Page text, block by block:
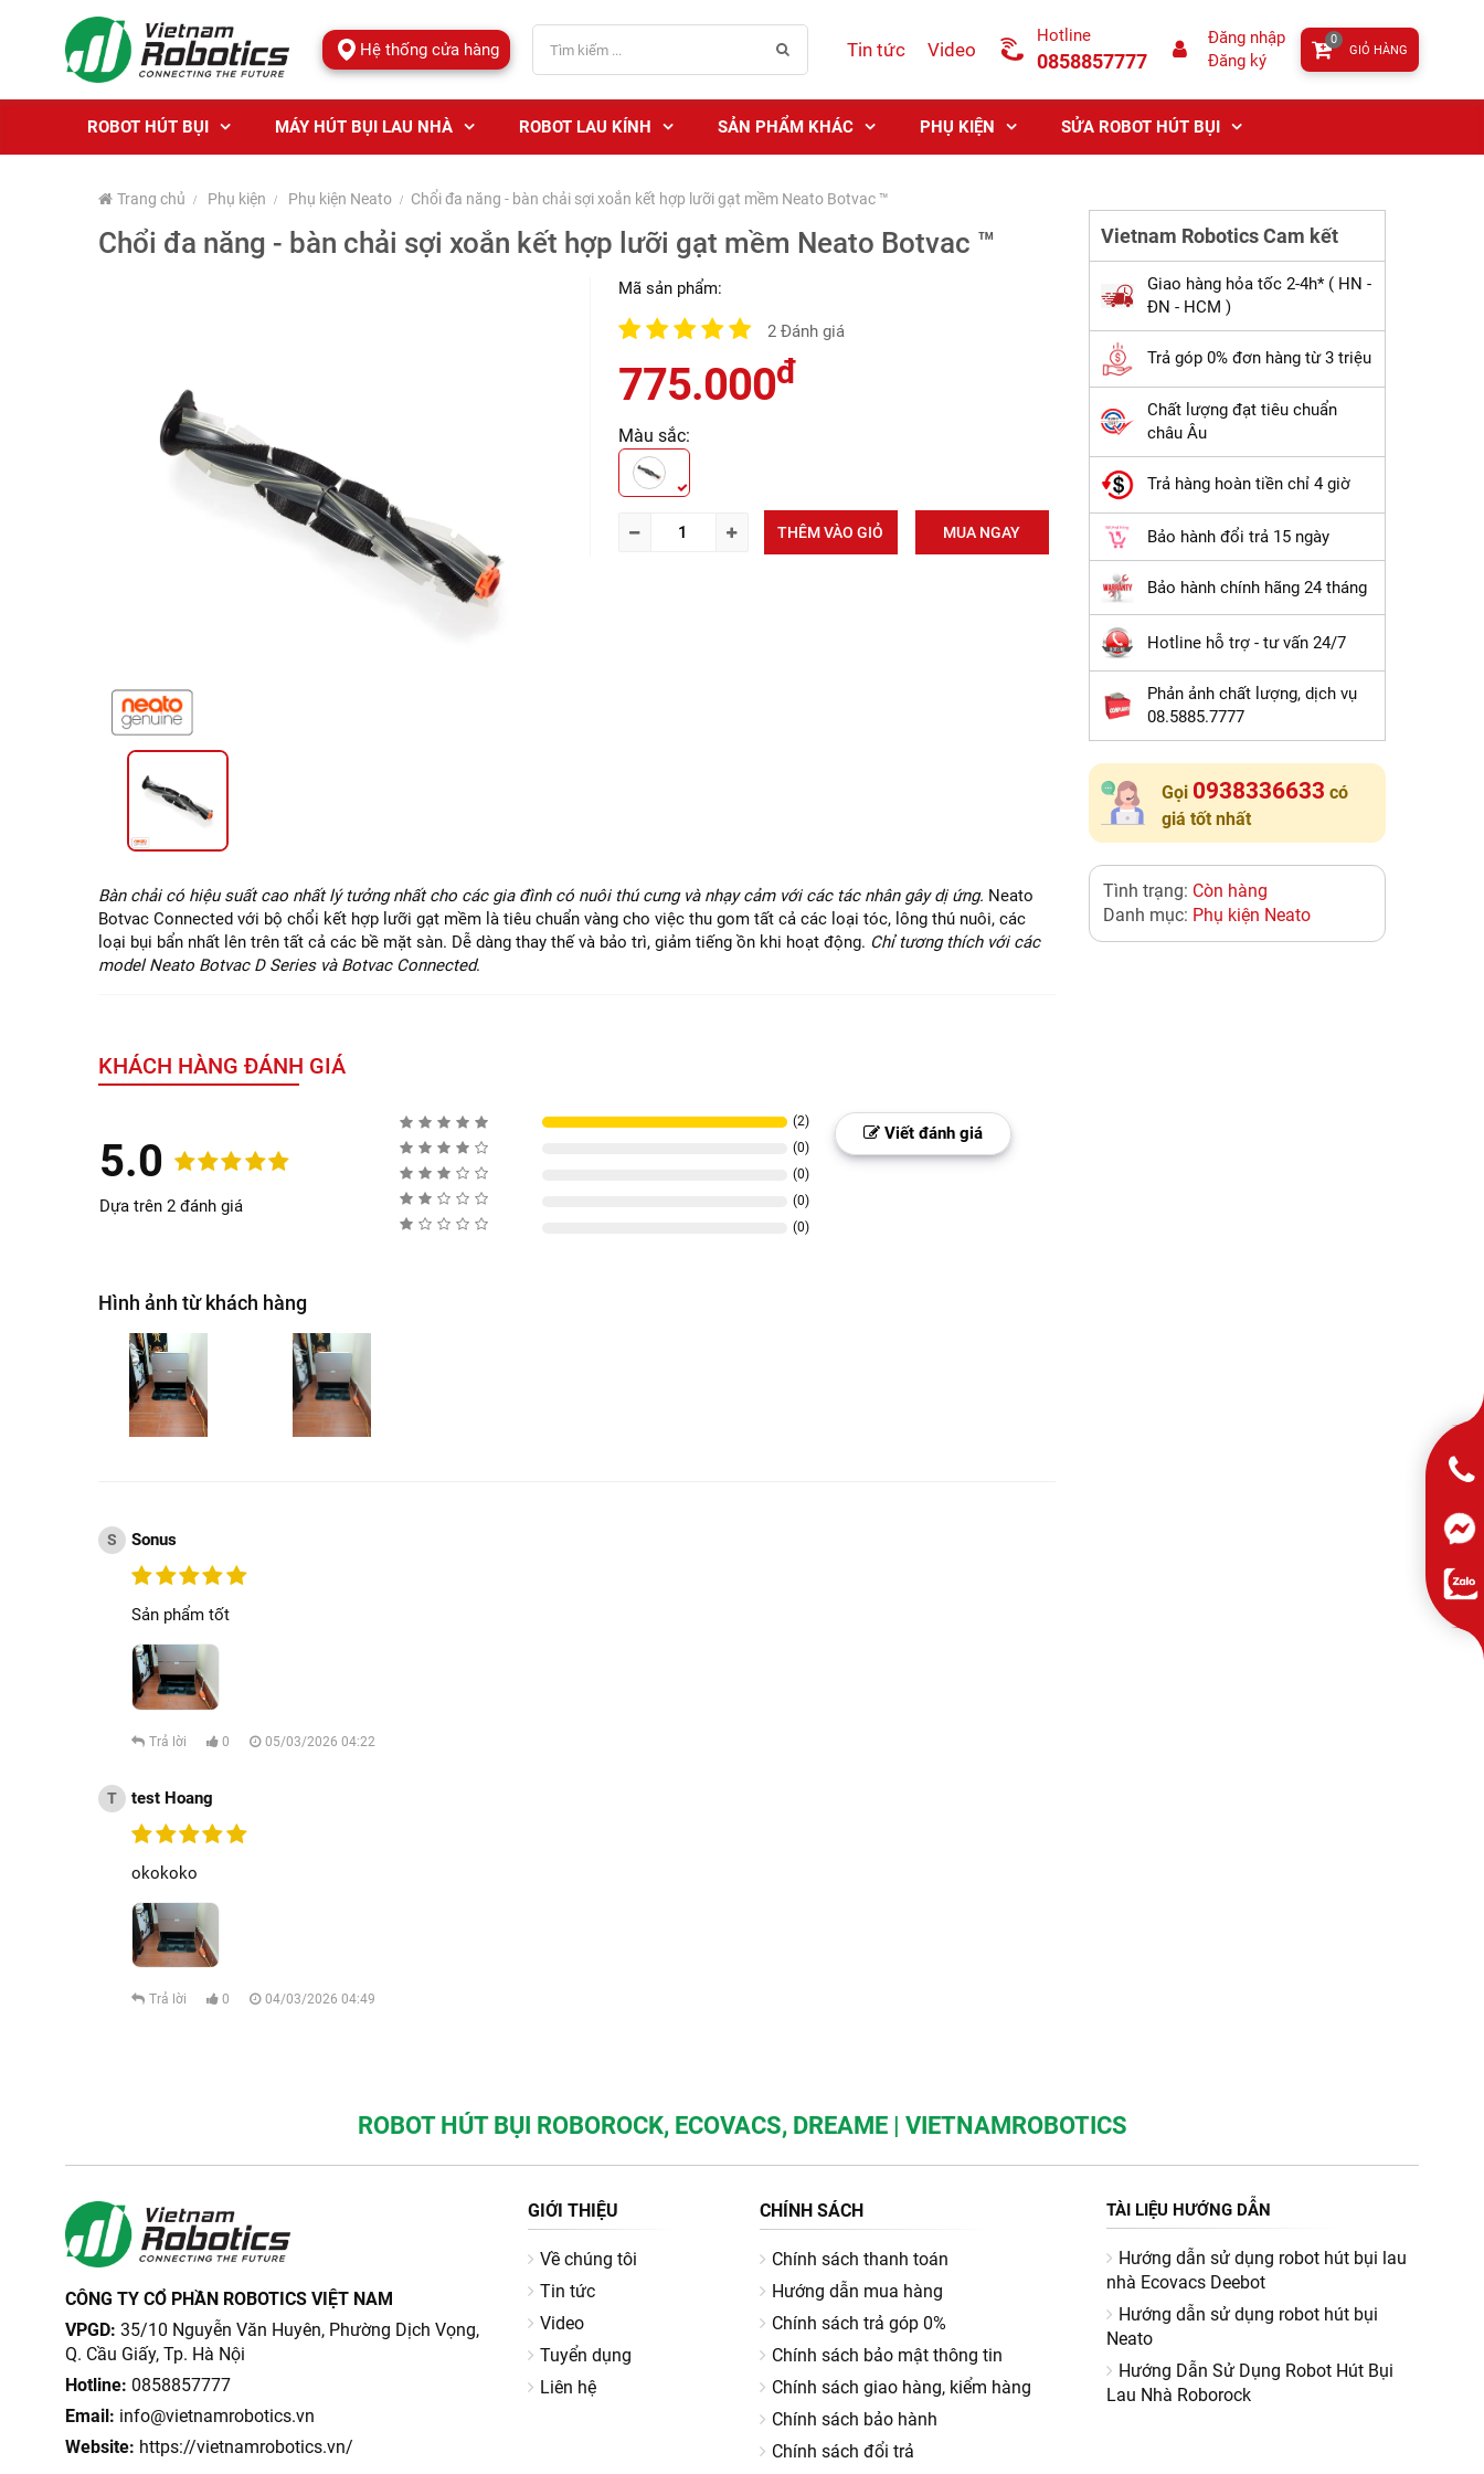
Hệ thống cửa hàng Tin tức Video
Hotline
0858857777
Đăng nhập
Đăng ký
GIỎ HÀNG
0
ROBOT HÚT BỤI MÁY HÚT BỤI LAU NHÀ ROBOT LAU KÍNH SẢN PHẨM KHÁC PHỤ KIỆN SỬA ROBOT HÚT BỤI
Trang chủ Phụ kiện Phụ kiện Neato Chổi đa năng - bàn chải sợi xoắn kết hợp lưỡi gạt mềm Neato Botvac ™
Chổi đa năng - bàn chải sợi xoắn kết hợp lưỡi gạt mềm Neato Botvac ™
Mã sản phẩm:
2 Đánh giá
775.000đ
Màu sắc:
THÊM VÀO GIỎ MUA NGAY
Bàn chải có hiệu suất cao nhất lý tưởngnhấtcho các gia đình có nuôi thú cưng và nhạy cảm với các tác nhân gây dị ứng. Neato
Botvac Connected với bộ chổi kết hợp lưỡi gạt mềm là tiêu chuẩn vàng cho việc thu gom tất cả các loại tóc, lông thú nuôi, các
loại bụi bẩn nhất lên trên tất cả các bề mặt sàn. Dễ dàng thay thế và bảo trì, giảm tiếng ồn khi hoạt động. Chỉ tương thích với các
model Neato Botvac D Series và Botvac Connected.
Vietnam Robotics Cam kết
Giao hàng hỏa tốc 2-4h* ( HN -
ĐN - HCM )
Trả góp 0% đơn hàng từ 3 triệu
Chất lượng đạt tiêu chuẩn
châu Âu
Trả hàng hoàn tiền chỉ 4 giờ
Bảo hành đổi trả 15 ngày
Bảo hành chính hãng 24 tháng
Hotline hỗ trợ - tư vấn 24/7
Phản ảnh chất lượng, dịch vụ
08.5885.7777
Gọi 0938336633 có
giá tốt nhất
Tình trạng: Còn hàng
Danh mục: Phụ kiện Neato
KHÁCH HÀNG ĐÁNH GIÁ
5.0
Dựa trên 2 đánh giá
(2)
(0)
(0)
(0)
(0)
Viết đánh giá
Hình ảnh từ khách hàng
S Sonus
Sản phẩm tốt
Trả lời 0 05/03/2026 04:22
T test Hoang
okokoko
Trả lời 0 04/03/2026 04:49
ROBOT HÚT BỤI ROBOROCK, ECOVACS, DREAME | VIETNAMROBOTICS
CÔNG TY CỔ PHẦN ROBOTICS VIỆT NAM
VPGD: 35/10 Nguyễn Văn Huyên, Phường Dịch Vọng,
Q. Cầu Giấy, Tp. Hà Nội
Hotline: 0858857777
Email: info@vietnamrobotics.vn
Website: https://vietnamrobotics.vn/
GIỚI THIỆU
Về chúng tôi
Tin tức
Video
Tuyển dụng
Liên hệ
CHÍNH SÁCH
Chính sách thanh toán
Hướng dẫn mua hàng
Chính sách trả góp 0%
Chính sách bảo mật thông tin
Chính sách giao hàng, kiểm hàng
Chính sách bảo hành
Chính sách đổi trả
TÀI LIỆU HƯỚNG DẪN
Hướng dẫn sử dụng robot hút bụi lau
nhà Ecovacs Deebot
Hướng dẫn sử dụng robot hút bụi
Neato
Hướng Dẫn Sử Dụng Robot Hút Bụi
Lau Nhà Roborock